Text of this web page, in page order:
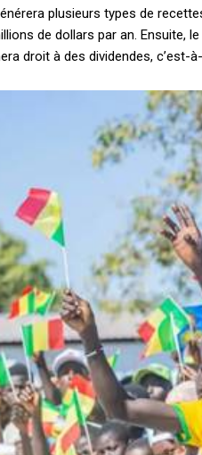
gratuit
/accès limité
articles
les articles
plusieurs types de
de dollars par an. Ensuite,
droit à des dividendes, c’est-